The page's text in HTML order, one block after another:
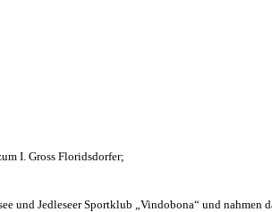
I. Gross Floridsdorfer;
und Jedleseer Sportklub „Vindobona“ und nahmen